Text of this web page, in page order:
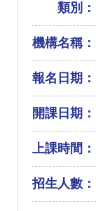
類別：
機構名稱：
報名日期：
開課日期：
上課時間：
招生人數：